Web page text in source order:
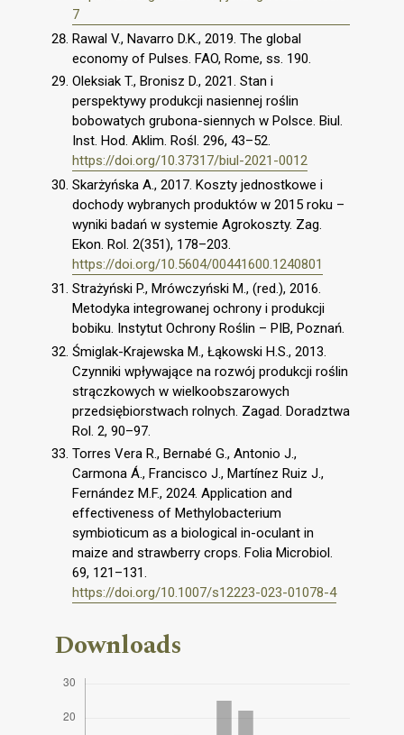
7
Rawal V., Navarro D.K., 2019. The global
economy of Pulses. FAO, Rome, ss. 190.
Oleksiak T., Bronisz D., 2021. Stan i
perspektywy produkcji nasiennej roślin
bobowatych grubona-siennych w Polsce. Biul.
Inst. Hod. Aklim. Rośl. 296, 43–52.
https://doi.org/10.37317/biul-2021-0012
Skarżyńska A., 2017. Koszty jednostkowe i
dochody wybranych produktów w 2015 roku –
wyniki badań w systemie Agrokoszty. Zag.
Ekon. Rol. 2(351), 178–203.
https://doi.org/10.5604/00441600.1240801
Strażyński P., Mrówczyński M., (red.), 2016.
Metodyka integrowanej ochrony i produkcji
bobiku. Instytut Ochrony Roślin – PIB, Poznań.
Śmiglak-Krajewska M., Łąkowski H.S., 2013.
Czynniki wpływające na rozwój produkcji roślin
strączkowych w wielkoobszarowych
przedsiębiorstwach rolnych. Zagad. Doradztwa
Rol. 2, 90–97.
Torres Vera R., Bernabé G., Antonio J.,
Carmona Á., Francisco J., Martínez Ruiz J.,
Fernández M.F., 2024. Application and
effectiveness of Methylobacterium
symbioticum as a biological in-oculant in
maize and strawberry crops. Folia Microbiol.
69, 121–131.
https://doi.org/10.1007/s12223-023-01078-4
Downloads